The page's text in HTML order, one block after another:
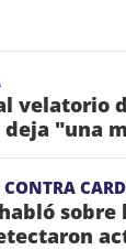
velatorio
deja "una